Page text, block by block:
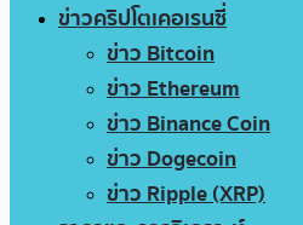
ข่าวคริปโตเคอเรนซี่
ข่าว Bitcoin
ข่าว Ethereum
ข่าว Binance Coin
ข่าว Dogecoin
ข่าว Ripple (XRP)